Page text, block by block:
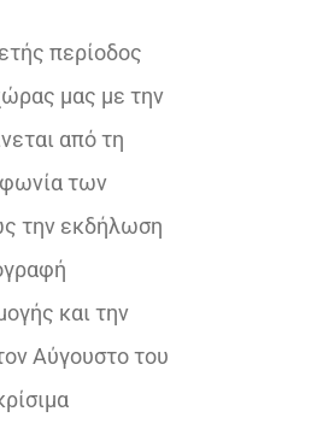
περίοδος
μας με την
από τη
των
την εκδήλωση
και την
Αύγουστο του